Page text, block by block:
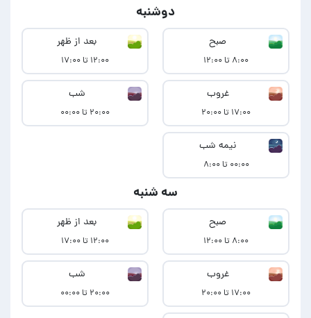
دوشنبه
صبح
۸:۰۰ تا ۱۲:۰۰
بعد از ظهر
۱۲:۰۰ تا ۱۷:۰۰
غروب
۱۷:۰۰ تا ۲۰:۰۰
شب
۲۰:۰۰ تا ۰۰:۰۰
نیمه شب
۰۰:۰۰ تا ۸:۰۰
سه شنبه
صبح
۸:۰۰ تا ۱۲:۰۰
بعد از ظهر
۱۲:۰۰ تا ۱۷:۰۰
غروب
۱۷:۰۰ تا ۲۰:۰۰
شب
۲۰:۰۰ تا ۰۰:۰۰